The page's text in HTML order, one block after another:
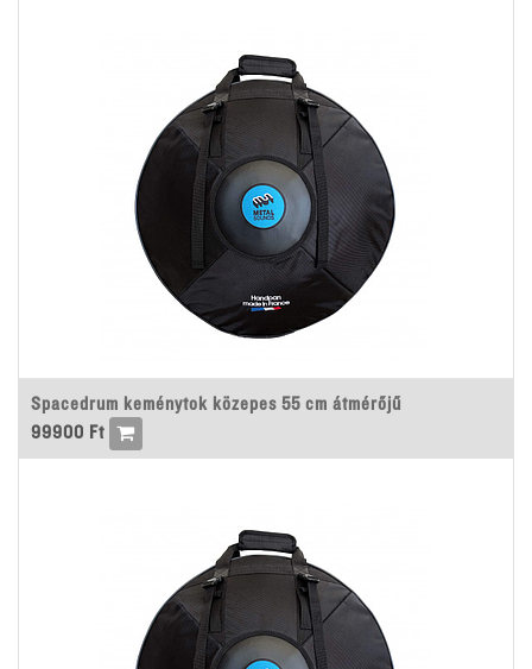
Spacedrum keménytok közepes 55 cm átmérőjű
99900 Ft